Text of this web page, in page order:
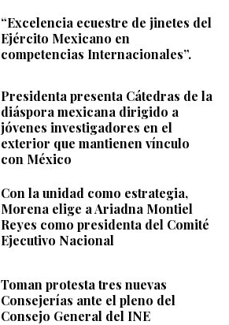
“Excelencia ecuestre de jinetes del
Ejército Mexicano en
competencias Internacionales”.
Presidenta presenta Cátedras de la
diáspora mexicana dirigido a
jóvenes investigadores en el
exterior que mantienen vínculo
con México
Con la unidad como estrategia,
Morena elige a Ariadna Montiel
Reyes como presidenta del Comité
Ejecutivo Nacional
Toman protesta tres nuevas
Consejerías ante el pleno del
Consejo General del INE